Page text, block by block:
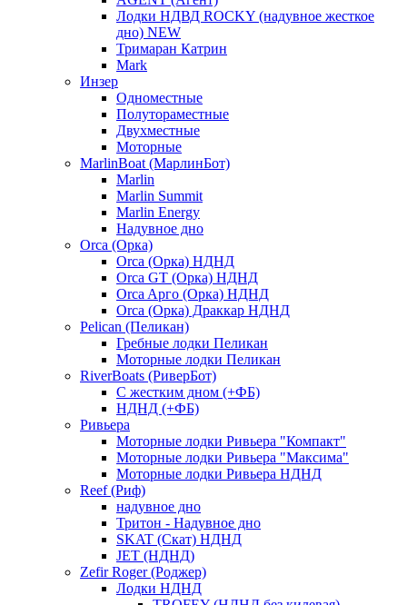
Лодки НДВД ROCKY (надувное жесткое
дно) NEW
Тримаран Катрин
Mark
Инзер
Одноместные
Полутораместные
Двухместные
Моторные
MarlinBoat (МарлинБот)
Marlin
Marlin Summit
Marlin Energy
Надувное дно
Orca (Орка)
Orca (Орка) НДНД
Orca GT (Орка) НДНД
Orca Aрго (Орка) НДНД
Orca (Орка) Драккар НДНД
Pelican (Пеликан)
Гребные лодки Пеликан
Моторные лодки Пеликан
RiverBoats (РиверБот)
С жестким дном (+ФБ)
НДНД (+ФБ)
Ривьера
Моторные лодки Ривьера "Компакт"
Моторные лодки Ривьера "Максима"
Моторные лодки Ривьера НДНД
Reef (Риф)
надувное дно
Тритон - Надувное дно
SKAT (Скат) НДНД
JET (НДНД)
Zefir Roger (Роджер)
Лодки НДНД